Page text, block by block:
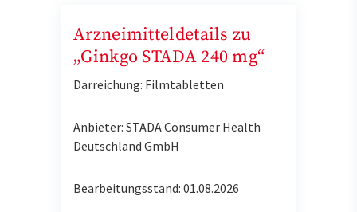
Arzneimitteldetails zu
„Ginkgo STADA 240 mg“
Darreichung: Filmtabletten
Anbieter: STADA Consumer Health
Deutschland GmbH
Bearbeitungsstand: 01.08.2026